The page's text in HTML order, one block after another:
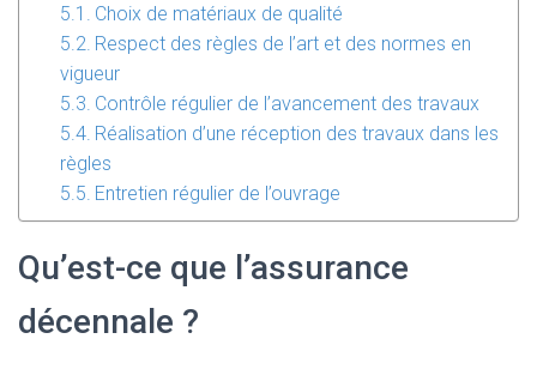
Choix de matériaux de qualité
Respect des règles de l’art et des normes en
vigueur
Contrôle régulier de l’avancement des travaux
Réalisation d’une réception des travaux dans les
règles
Entretien régulier de l’ouvrage
Qu’est-ce que l’assurance
décennale ?